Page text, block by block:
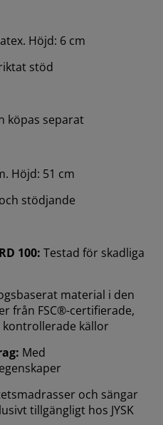
Höjd: 6 cm
stöd
köpas separat
Höjd: 51 cm
stödjande
100: Testad för skadliga
material i den
från FSC®-certifierade,
källor
Med
och sängar
tillgängligt hos JYSK
mobilidentifierare för
när du besöker vår
om dig för